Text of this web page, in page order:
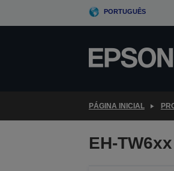
PORTUGUÊS
PÁGINA INICIAL
EH-